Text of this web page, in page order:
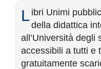
Libri Unimi pubblica i risultati della ricerca e
della didattica
all’Università degli
accessibili a tutti e
gratuitamente